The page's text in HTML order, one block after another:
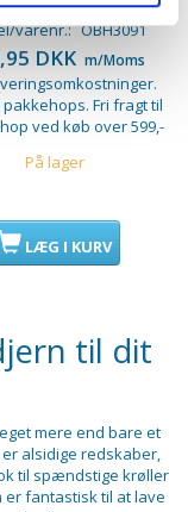
varenr.: OBH3091
DKK m/Moms
pakkehops. Fri fragt til
ved køb over 599,-
På lager
LÆG I KURV
til dit
mere end bare et
alsidige redskaber,
til spændstige krøller
fantastisk til at lave